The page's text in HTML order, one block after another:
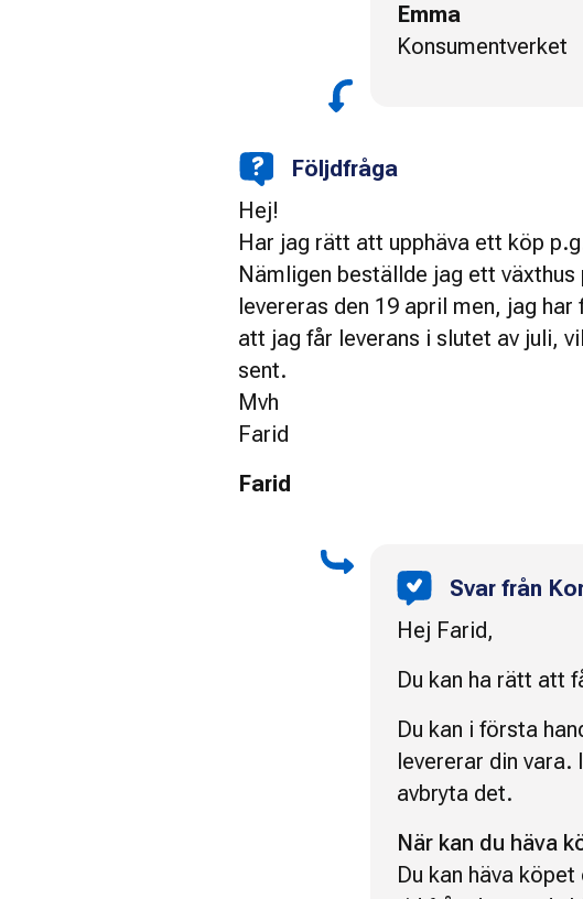
Emma
Konsumentverket
Följdfråga
Hej!
Har jag rätt att upphäva ett köp
Nämligen beställde jag ett
levereras den 19 april men, jag
att jag får leverans i slutet av juli,
sent.
Mvh
Farid
Farid
Svar från
Hej Farid,
Du kan ha rätt att
Du kan i första
levererar din
avbryta det.
När kan du häva
Du kan häva